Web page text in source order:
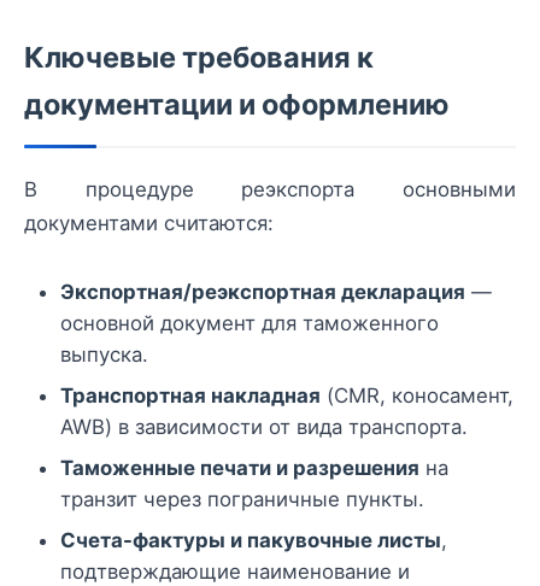
Ключевые требования к
документации и оформлению
В процедуре реэкспорта основными
документами считаются:
Экспортная/реэкспортная декларация —
основной документ для таможенного
выпуска.
Транспортная накладная (CMR, коносамент,
AWB) в зависимости от вида транспорта.
Таможенные печати и разрешения на
транзит через пограничные пункты.
Счета-фактуры и пакувочные листы,
подтверждающие наименование и